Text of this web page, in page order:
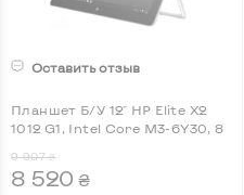
Оставить отзыв
Планшет Б/У 12" HP Elite X2
1012 G1, Intel Core M3-6Y30, 8
9 907 ₴
8 520 ₴